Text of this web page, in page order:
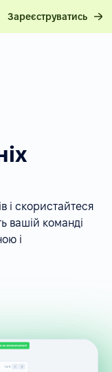
Зареєструватись
і скористайтеся
вашій команді
і